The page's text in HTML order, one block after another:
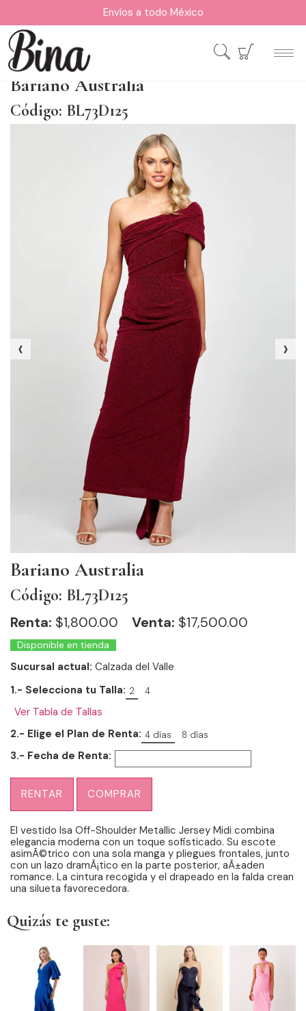
Envíos a todo México
Bariano Australia
Código: BL73D125
‹ ›
Bariano Australia
Código: BL73D125
Renta: $1,800.00 Venta: $17,500.00
Disponible en tienda
Sucursal actual: Calzada del Valle
1.- Selecciona tu Talla: 2 4
Ver Tabla de Tallas
2.- Elige el Plan de Renta: 4 días 8 días
3.- Fecha de Renta:
RENTAR COMPRAR
El vestido Isa Off-Shoulder Metallic Jersey Midi combina
elegancia moderna con un toque sofisticado. Su escote
asimÃ©trico con una sola manga y pliegues frontales, junto
con un lazo dramÃ¡tico en la parte posterior, aÃ±aden
romance. La cintura recogida y el drapeado en la falda crean
una silueta favorecedora.
Quizás te guste: